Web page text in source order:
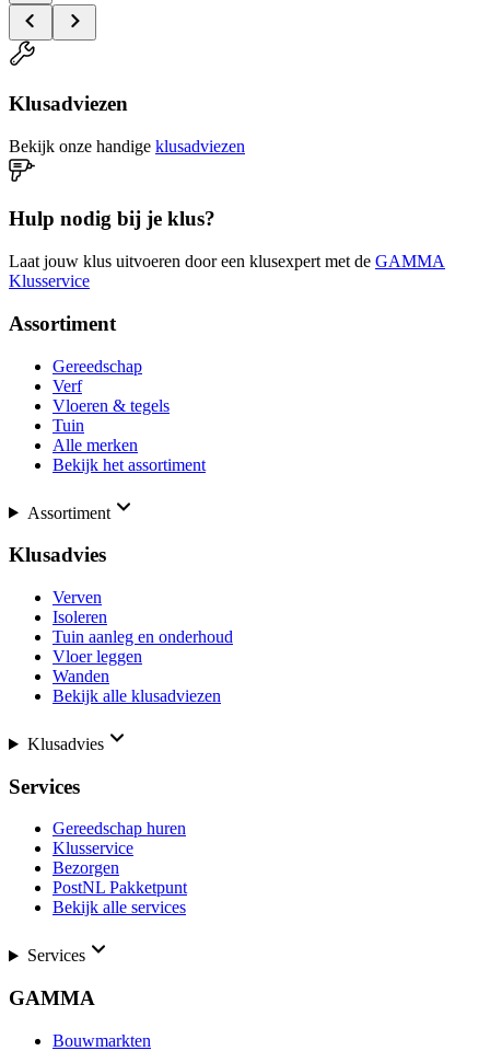
Klusadviezen
Bekijk onze handige klusadviezen
Hulp nodig bij je klus?
Laat jouw klus uitvoeren door een klusexpert met de GAMMA
Klusservice
Assortiment
Gereedschap
Verf
Vloeren & tegels
Tuin
Alle merken
Bekijk het assortiment
Assortiment
Klusadvies
Verven
Isoleren
Tuin aanleg en onderhoud
Vloer leggen
Wanden
Bekijk alle klusadviezen
Klusadvies
Services
Gereedschap huren
Klusservice
Bezorgen
PostNL Pakketpunt
Bekijk alle services
Services
GAMMA
Bouwmarkten